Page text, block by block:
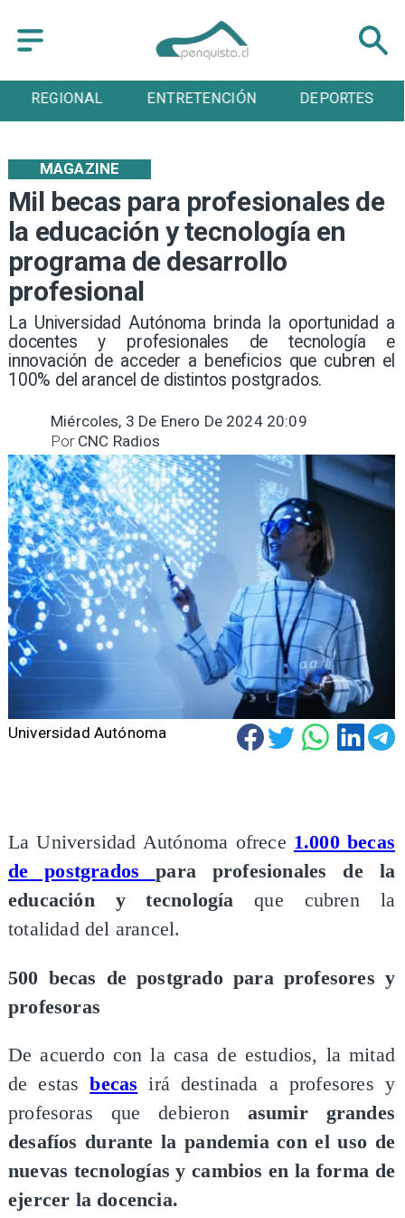
ENTRETENCIÓN DEPORTES CULTURA
Mil becas para profesionales de
la educación y tecnología en
programa de desarrollo
profesional
La Universidad Autónoma brinda la oportunidad a
docentes y profesionales de tecnología e
innovación de acceder a beneficios que cubren el
100% del arancel de distintos postgrados.
MAGAZINE
Miércoles, 3 De Enero De 2024 20:09
CNC Radios
Por
Universidad Autónoma
La Universidad Autónoma ofrece 1.000 becas
de postgrados
para profesionales de la
educación y tecnología que cubren la
totalidad del arancel.
500 becas de postgrado para profesores y
profesoras
De acuerdo con la casa de estudios, la mitad
de estasbecas irá destinada a profesores y
profesoras que debieron asumir grandes
desafíos durante la pandemia con el uso de
nuevas tecnologías y cambios en la forma de
ejercer la docencia.